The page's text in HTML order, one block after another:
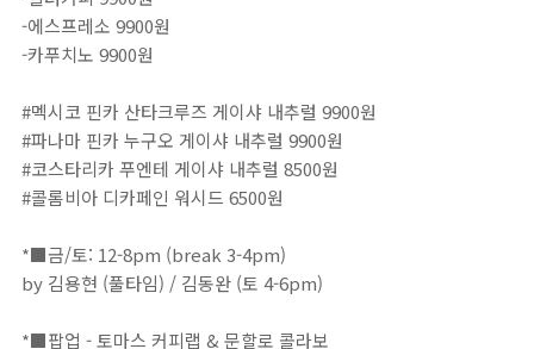
-에스프레소 9900원⁣⁣⁣⁣⁣⁣⁣
-카푸치노 9900원⁣⁣⁣⁣⁣⁣
#멕시코 핀카 산타크루즈 게이샤 내추럴 9900원⁣⁣⁣
#파나마 핀카 누구오 게이샤 내추럴 9900원⁣
#코스타리카 푸엔테 게이샤 내추럴 8500원⁣⁣⁣⁣⁣⁣⁣⁣
#콜롬비아 디카페인 워시드 6500원⁣⁣⁣⁣⁣⁣⁣⁣⁣⁣⁣⁣⁣⁣⁣⁣⁣⁣⁣⁣⁣⁣⁣⁣
*■금/토: 12-8pm (break 3-4pm)⁣⁣⁣⁣⁣⁣⁣⁣⁣⁣⁣⁣⁣⁣⁣⁣⁣⁣⁣⁣⁣⁣⁣⁣⁣⁣⁣⁣⁣⁣⁣⁣⁣⁣⁣⁣⁣⁣⁣⁣⁣⁣⁣⁣⁣⁣⁣⁣⁣⁣⁣⁣⁣⁣⁣⁣⁣⁣⁣⁣⁣⁣⁣⁣⁣⁣⁣⁣⁣⁣⁣⁣⁣⁣⁣⁣⁣⁣⁣⁣⁣⁣⁣⁣⁣⁣⁣⁣⁣⁣⁣⁣⁣⁣⁣⁣⁣⁣⁣⁣⁣⁣⁣⁣⁣⁣⁣⁣⁣⁣⁣⁣⁣⁣⁣⁣⁣⁣⁣⁣⁣⁣⁣⁣⁣⁣⁣⁣⁣⁣⁣⁣⁣⁣⁣⁣⁣⁣⁣⁣⁣⁣⁣⁣⁣⁣⁣⁣⁣⁣⁣⁣⁣⁣⁣⁣⁣⁣⁣⁣⁣⁣⁣⁣⁣⁣⁣⁣⁣⁣⁣⁣⁣⁣⁣⁣⁣⁣⁣⁣⁣⁣⁣⁣⁣⁣⁣⁣⁣⁣⁣⁣⁣⁣⁣⁣⁣⁣⁣⁣⁣⁣⁣⁣⁣⁣⁣⁣⁣⁣⁣⁣⁣⁣⁣⁣⁣⁣⁣⁣⁣⁣⁣⁣⁣⁣⁣⁣⁣⁣⁣⁣⁣⁣⁣⁣⁣⁣⁣⁣⁣⁣⁣⁣⁣⁣⁣⁣⁣⁣⁣⁣⁣⁣⁣⁣⁣⁣⁣⁣⁣⁣⁣⁣⁣⁣⁣⁣⁣⁣⁣⁣⁣⁣⁣
by 김용현 (풀타임) / 김동완 (토 4-6pm)⁣⁣⁣⁣⁣⁣⁣⁣⁣⁣⁣⁣⁣⁣⁣⁣⁣⁣⁣⁣⁣⁣⁣⁣⁣⁣⁣⁣⁣⁣⁣⁣⁣⁣⁣⁣⁣⁣⁣⁣⁣⁣⁣⁣⁣⁣⁣⁣⁣⁣⁣⁣⁣⁣⁣⁣⁣⁣⁣⁣⁣⁣⁣⁣⁣⁣⁣⁣⁣⁣⁣⁣⁣⁣⁣⁣⁣⁣⁣⁣⁣⁣⠀⁣⁣⁣⁣⁣⁣⁣⁣⁣⁣⁣⁣⁣⁣⁣⁣⁣⁣⁣⁣⁣⁣⁣⁣⁣
*■팝업 - 토마스 커피랩 & 문할로 콜라보⁣